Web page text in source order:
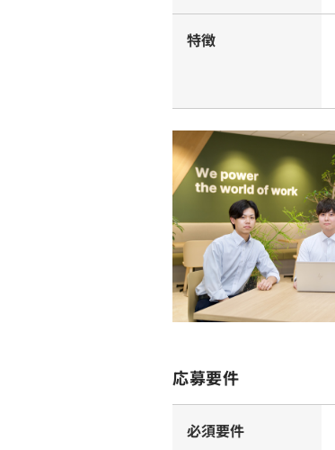
特徴
応募要件
必須要件